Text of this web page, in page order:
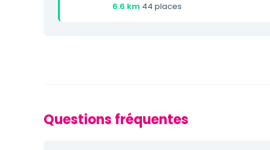
6.6 km·44 places
Questions fréquentes